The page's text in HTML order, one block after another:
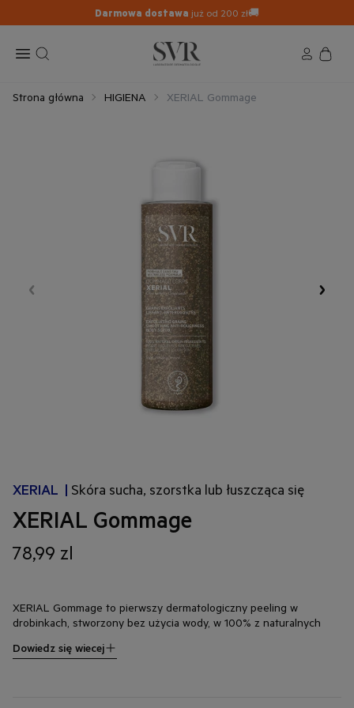
Darmowa dostawa już od 200 zł🚚
Strona główna HIGIENA XERIAL Gommage
XERIAL | Skóra sucha, szorstka lub łuszcząca się
XERIAL Gommage
78,99 zl
XERIAL Gommage to pierwszy dermatologiczny peeling w
drobinkach, stworzony bez użycia wody, w 100% z naturalnych
przywracając skórze gładkość i jednolity koloryt już po
Dowiedz się wiecej